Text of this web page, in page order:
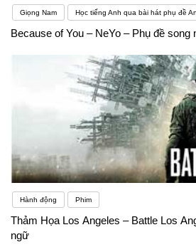
Giọng Nam Học tiếng Anh qua bài hát phụ đề
Because of You – NeYo – Phụ đề song
Hành động Phim
Thảm Họa Los Angeles – Battle Los
ngữ